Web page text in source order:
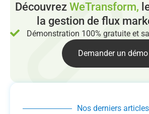
Découvrez WeTransform,
la gestion de flux
Démonstration 100% gratuite et
Demander un démo
Nos derniers articles